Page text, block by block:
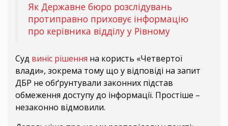
Як Державне бюро розслідувань
протиправно приховує інформацію
про керівника відділу у Рівному
Суд виніс рішення на користь «Четвертої
влади», зокрема тому що у відповіді на запит
ДБР не обґрунтували законних підстав
обмеження доступу до інформації. Простіше –
незаконно відмовили.